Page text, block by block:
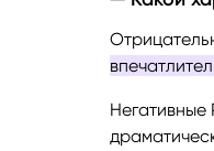
Негативные